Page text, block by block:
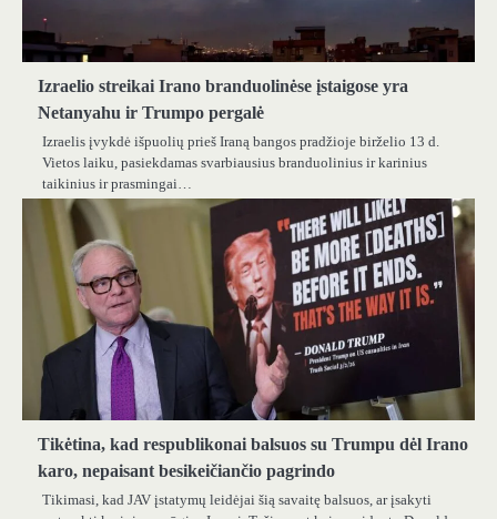
Izraelio streikai Irano branduolinėse įstaigose yra
Netanyahu ir Trumpo pergalė
Izraelis įvykdė išpuolių prieš Iraną bangos pradžioje birželio 13 d.
Vietos laiku, pasiekdamas svarbiausius branduolinius ir karinius
taikinius ir prasmingai…
Tikėtina, kad respublikonai balsuos su Trumpu dėl Irano
karo, nepaisant besikeičiančio pagrindo
Tikimasi, kad JAV įstatymų leidėjai šią savaitę balsuos, ar įsakyti